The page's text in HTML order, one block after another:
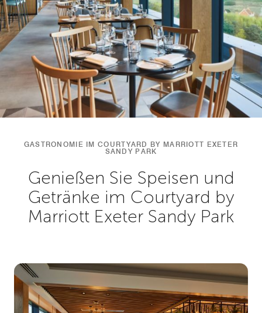
GASTRONOMIE IM COURTYARD BY MARRIOTT EXETER
SANDY PARK
Genießen Sie Speisen und
Getränke im Courtyard by
Marriott Exeter Sandy Park